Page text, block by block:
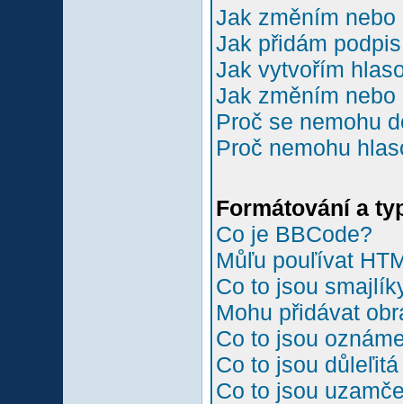
Jak změním
Jak přidám
Jak vytvořím
Jak změním
Proč se nemohu
Proč nemohu
Formátování a
Co je BBCode?
Můľu pouľívat
Co to jsou
Mohu přidávat
Co to jsou
Co to jsou
Co to jsou